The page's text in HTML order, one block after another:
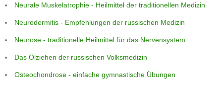
Neurale Muskelatrophie - Heilmittel der traditionellen Medizin
Neurodermitis - Empfehlungen der russischen Medizin
Neurose - traditionelle Heilmittel für das Nervensystem
Das Ölziehen der russischen Volksmedizin
Osteochondrose - einfache gymnastische Übungen